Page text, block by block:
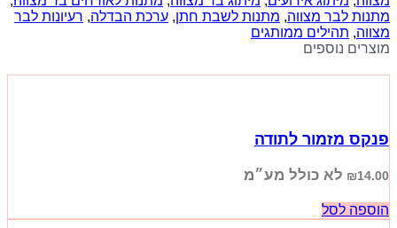
מתנות לבר מצווה, מתנות לשבת חתן, ערכת הבדלה, רעיונות לבר
מצווה, תהילים ממותגים
מוצרים נוספים
פנקס מזמור לתודה
₪14.00 לא כולל מע״מ
הוספה לסל